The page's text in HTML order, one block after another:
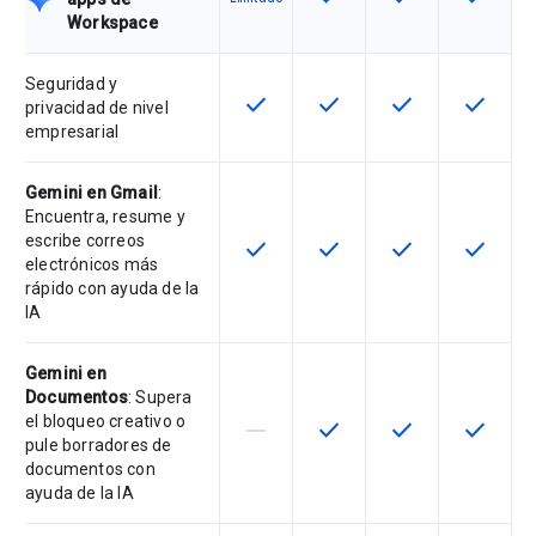
Workspace
Seguridad y
privacidad de nivel
empresarial
Esta función está disponible en
check Esta función está
check Esta función
check Esta
check
Gemini en Gmail :
Encuentra, resume y
escribe correos
electrónicos más
rápido con ayuda de la
IA
Esta función está disponible en
check Esta función está
check Esta función
check Esta
check
Gemini en
Documentos: Supera
el bloqueo creativo o
pule borradores de
documentos con
ayuda de la IA
Esta función no está disponible en
horizontal_rule Esta función está
check Esta función
check Esta
check